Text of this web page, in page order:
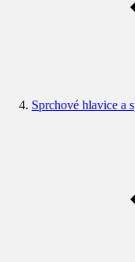
Sprchové hlavice a